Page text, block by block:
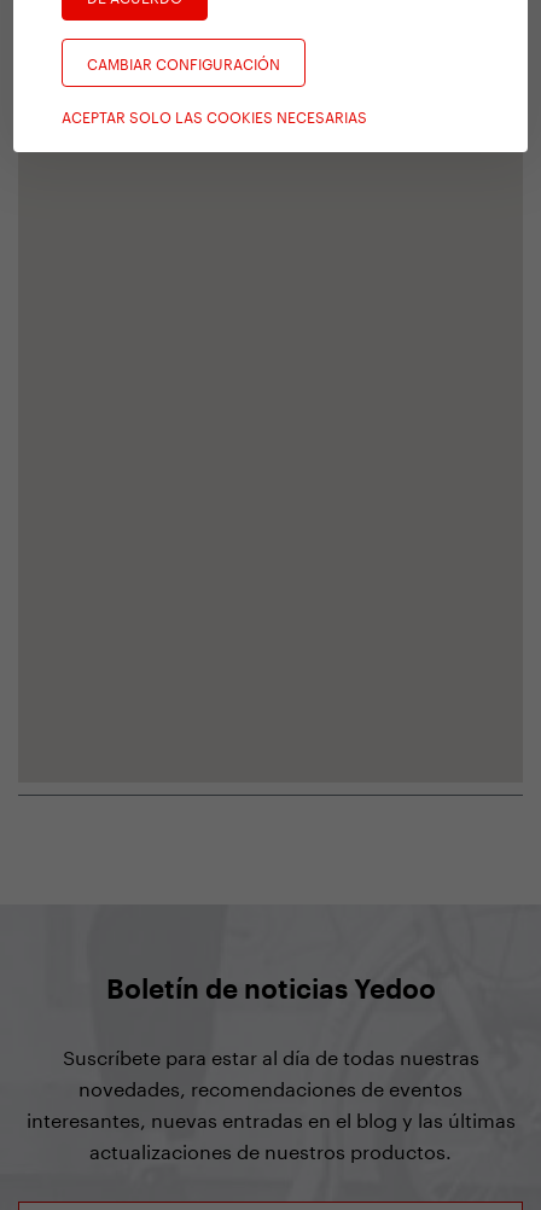
CAMBIAR CONFIGURACIÓN
ACEPTAR SOLO LAS COOKIES NECESARIAS
Boletín de noticias Yedoo
Suscríbete para estar al día de todas nuestras
novedades, recomendaciones de eventos
interesantes, nuevas entradas en el blog y las últimas
actualizaciones de nuestros productos.